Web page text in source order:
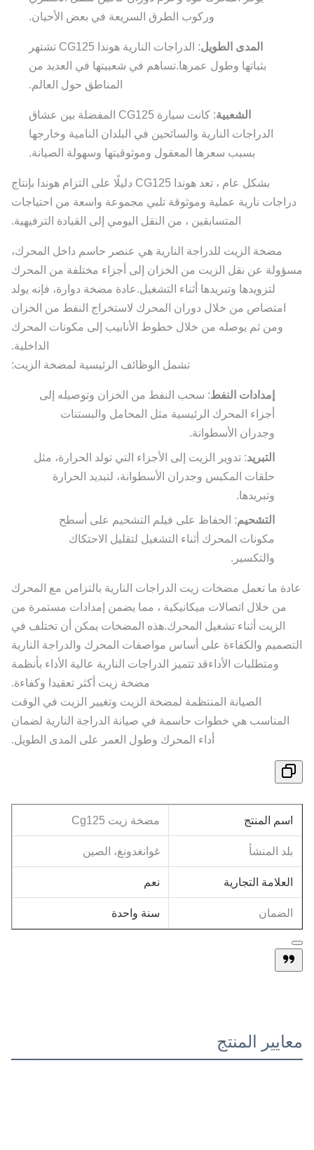
وركوب الطرق السريعة في بعض الأحيان.
المدى الطويل
: الدراجات النارية هوندا CG125 تشتهر
بثباتها وطول عمرها.تساهم في شعبيتها في العديد من
المناطق حول العالم.
الشعبية
: كانت سيارة CG125 المفضلة بين عشاق
الدراجات النارية والسائحين في البلدان النامية وخارجها
بسبب سعرها المعقول وموثوقيتها وسهولة الصيانة.
بشكل عام ، تعد هوندا CG125 دليلًا على التزام هوندا بإنتاج
دراجات نارية عملية وموثوقة تلبي مجموعة واسعة من احتياجات
المتسابقين ، من النقل اليومي إلى القيادة الترفيهية.
مضخة الزيت للدراجة النارية هي عنصر حاسم داخل المحرك،
مسؤولة عن نقل الزيت من الخزان إلى أجزاء مختلفة من المحرك
لتزويدها وتبريدها أثناء التشغيل.عادة مضخة دوارة، فإنه يولد
امتصاص من خلال دوران المحرك لاستخراج النفط من الخزان
ومن ثم يوصله من خلال خطوط الأنابيب إلى مكونات المحرك
الداخلية.
تشمل الوظائف الرئيسية لمضخة الزيت:
إمدادات النفط: سحب النفط من الخزان وتوصيله إلى
أجزاء المحرك الرئيسية مثل المحامل والبستنات
وجدران الأسطوانة.
التبريد: تدوير الزيت إلى الأجزاء التي تولد الحرارة، مثل
حلقات المكبس وجدران الأسطوانة، لتبديد الحرارة
وتبريدها.
التشحيم: الحفاظ على فيلم التشحيم على أسطح
مكونات المحرك أثناء التشغيل لتقليل الاحتكاك
والتكسير.
عادة ما تعمل مضخات زيت الدراجات النارية بالتزامن مع المحرك
من خلال اتصالات ميكانيكية ، مما يضمن إمدادات مستمرة من
الزيت أثناء تشغيل المحرك.هذه المضخات يمكن أن تختلف في
التصميم والكفاءة على أساس مواصفات المحرك والدراجة النارية
ومتطلبات الأداءقد تتميز الدراجات النارية عالية الأداء بأنظمة
مضخة زيت أكثر تعقيدا وكفاءة.
الصيانة المنتظمة لمضخة الزيت وتغيير الزيت في الوقت
المناسب هي خطوات حاسمة في صيانة الدراجة النارية لضمان
أداء المحرك وطول العمر على المدى الطويل.
اسم المنتج مضخة زيت Cg125
بلد المنشأ غوانغدونغ، الصين
العلامة التجارية نعم
الضمان سنة واحدة
معايير المنتج